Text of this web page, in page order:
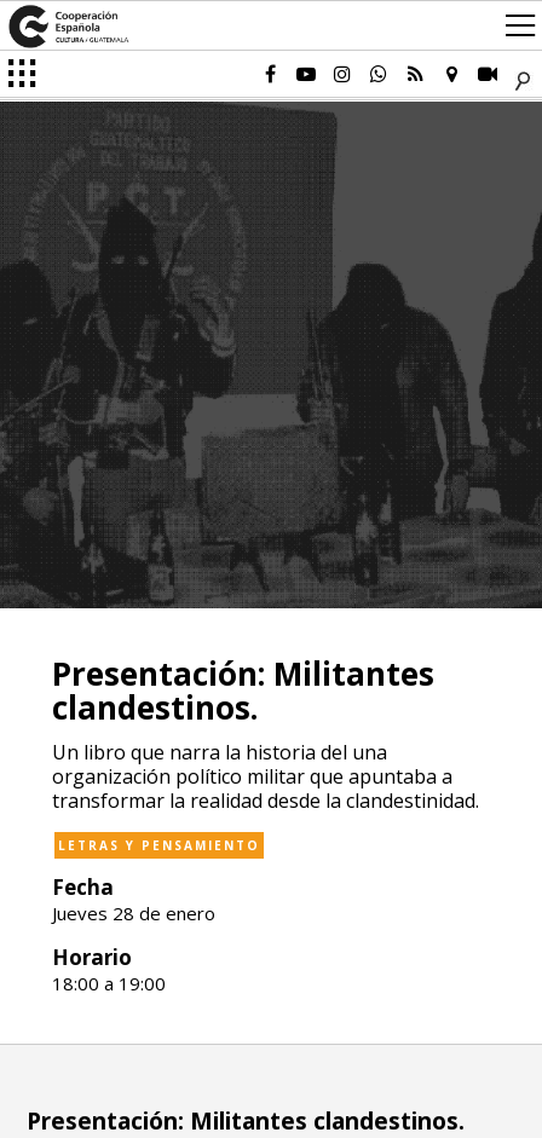
Presentación: Militantes
clandestinos.
Un libro que narra la historia del una
organización político militar que apuntaba a
transformar la realidad desde la clandestinidad.
LETRAS Y PENSAMIENTO
Fecha
Jueves 28 de enero
Horario
18:00 a 19:00
Presentación: Militantes clandestinos.